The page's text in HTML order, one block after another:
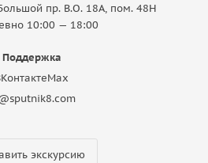
пр. В.О. 18A, пом. 48Н
10:00 — 18:00
Поддержка
Max
экскурсию